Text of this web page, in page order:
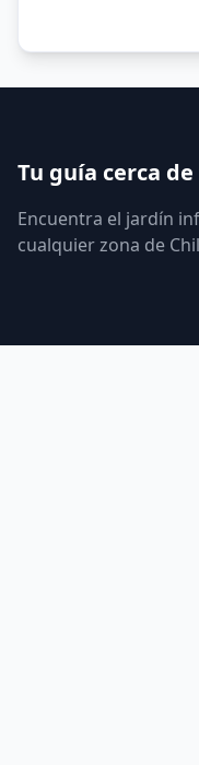
Tu guía cerca
Encuentra el jardín
cualquier zona de